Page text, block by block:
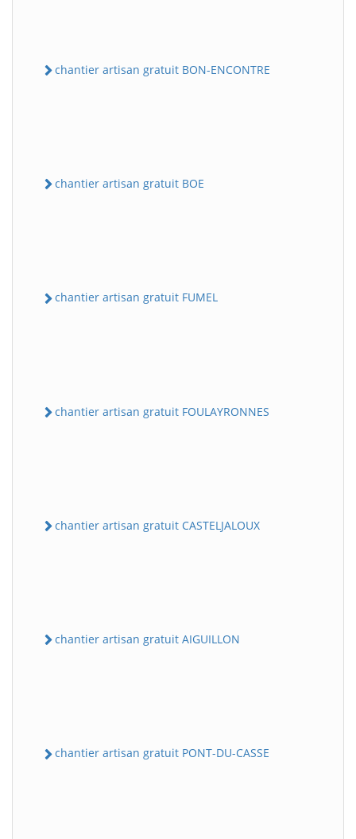
chantier artisan gratuit BON-ENCONTRE
chantier artisan gratuit BOE
chantier artisan gratuit FUMEL
chantier artisan gratuit FOULAYRONNES
chantier artisan gratuit CASTELJALOUX
chantier artisan gratuit AIGUILLON
chantier artisan gratuit PONT-DU-CASSE